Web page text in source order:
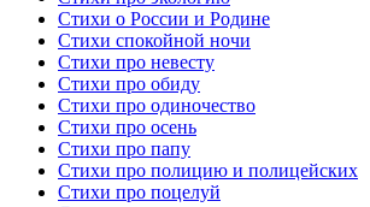
Стихи о России и Родине
Стихи спокойной ночи
Стихи про невесту
Стихи про обиду
Стихи про одиночество
Стихи про осень
Стихи про папу
Стихи про полицию и полицейских
Стихи про поцелуй